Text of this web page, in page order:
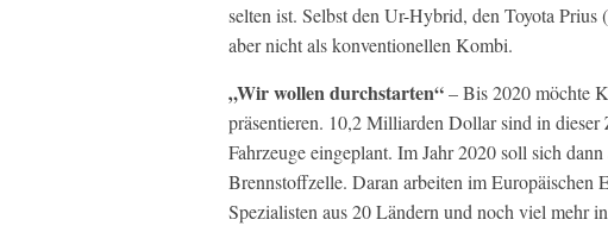
selten ist. Selbst den Ur-Hybrid, den Toyota Prius (
aber nicht als konventionellen Kombi.
„Wir wollen durchstarten“– Bis 2020 möchte
präsentieren. 10,2 Milliarden Dollar sind in
Fahrzeuge eingeplant. Im Jahr 2020 soll sich
Brennstoffzelle. Daran arbeiten im Europäischen
Spezialisten aus 20 Ländern und noch viel mehr